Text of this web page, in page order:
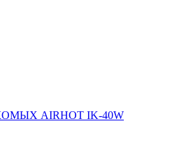
AIRHOT IK-40W